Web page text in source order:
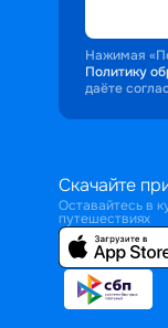
Нажимая
Политику
даёте
Скачайте
Оставайтесь в
путешествиях